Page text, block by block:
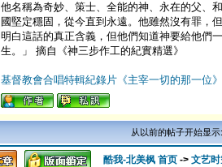
他名稱為奇妙、策士、全能的神、永在的父、
國堅定穩固，從今直到永遠。他雖然沒有罪，
明白這話的真正含義，但他們知道神要給他們
生。」 摘自《神三步作工的紀實精選》
基督教會合唱特輯紀錄片《主宰一切的那一位
从以前的帖子开始显
酷我-北美枫 首页 -> 文艺